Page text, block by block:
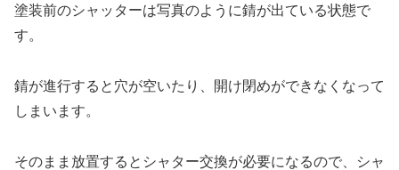
塗装前のシャッターは写真のように錆が出ている状態で
す。
錆が進行すると穴が空いたり、開け閉めができなくなって
しまいます。
そのまま放置するとシャター交換が必要になるので、シャ